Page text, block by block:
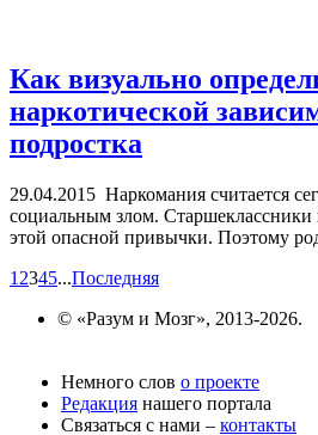
Как визуально
наркотической
подростка
29.04.2015 Наркомания считается
социальным злом. Старшеклассники
этой опасной привычки. Поэтому
1 2345...Последняя
© «Разум и Мозг», 2013-2026.
Немного слов о проекте
Редакция нашего портала
Связаться с нами – контакты